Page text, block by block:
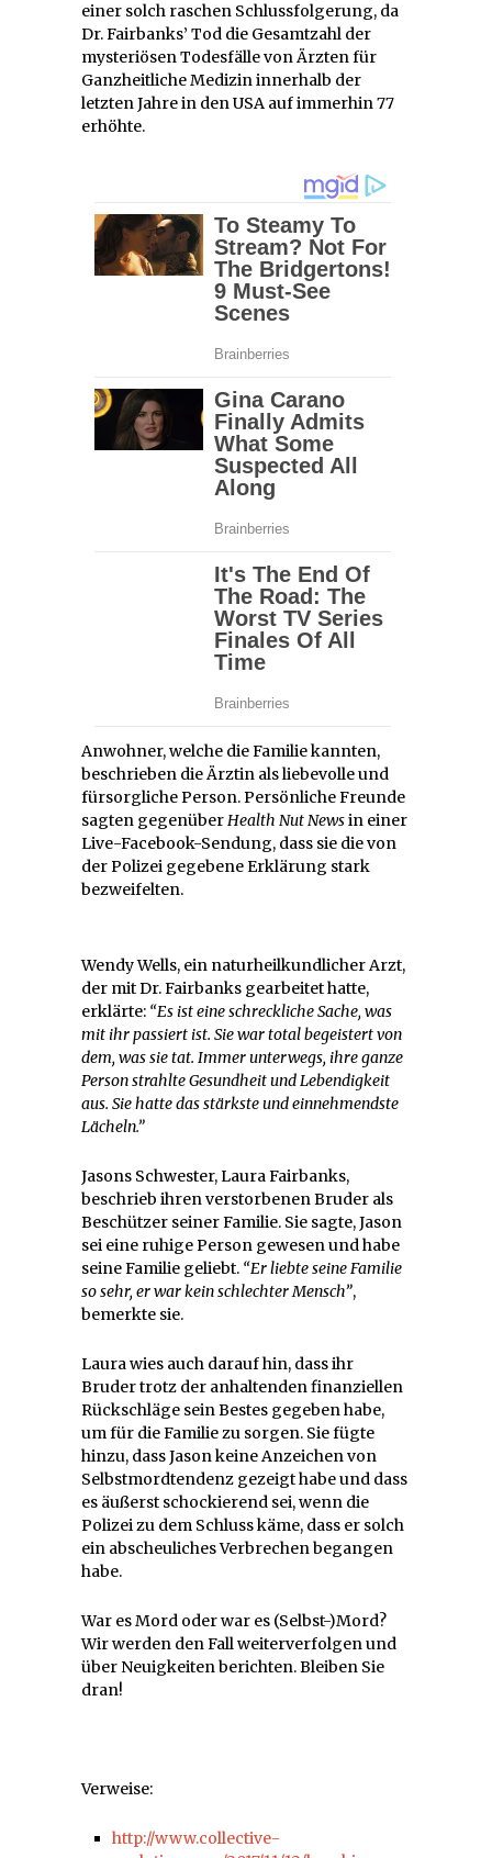
einer solch raschen Schlussfolgerung, da
Dr. Fairbanks’ Tod die Gesamtzahl der
mysteriösen Todesfälle von Ärzten für
Ganzheitliche Medizin innerhalb der
letzten Jahre in den USA auf immerhin 77
erhöhte.
Anwohner, welche die Familie kannten,
beschrieben die Ärztin als liebevolle und
fürsorgliche Person. Persönliche Freunde
sagten gegenüberHealth Nut Newsin einer
Live-Facebook-Sendung, dass sie die von
der Polizei gegebene Erklärung stark
bezweifelten.
Wendy Wells, ein naturheilkundlicher Arzt,
der mit Dr. Fairbanks gearbeitet hatte,
erklärte: “Es ist eine schreckliche Sache, was
mit ihr passiert ist. Sie war total begeistert von
dem, was sie tat. Immer unterwegs, ihre ganze
Person strahlte Gesundheit und Lebendigkeit
aus. Sie hatte das stärkste und einnehmendste
Lächeln.”
Jasons Schwester, Laura Fairbanks,
beschrieb ihren verstorbenen Bruder als
Beschützer seiner Familie. Sie sagte, Jason
sei eine ruhige Person gewesen und habe
seine Familie geliebt. “Er liebte seine Familie
so sehr, er war kein schlechter Mensch”,
bemerkte sie.
Laura wies auch darauf hin, dass ihr
Bruder trotz der anhaltenden finanziellen
Rückschläge sein Bestes gegeben habe,
um für die Familie zu sorgen. Sie fügte
hinzu, dass Jason keine Anzeichen von
Selbstmordtendenz gezeigt habe und dass
es äußerst schockierend sei, wenn die
Polizei zu dem Schluss käme, dass er solch
ein abscheuliches Verbrechen begangen
habe.
War es Mord oder war es (Selbst-)Mord?
Wir werden den Fall weiterverfolgen und
über Neuigkeiten berichten. Bleiben Sie
dran!
Verweise:
http://www.collective-